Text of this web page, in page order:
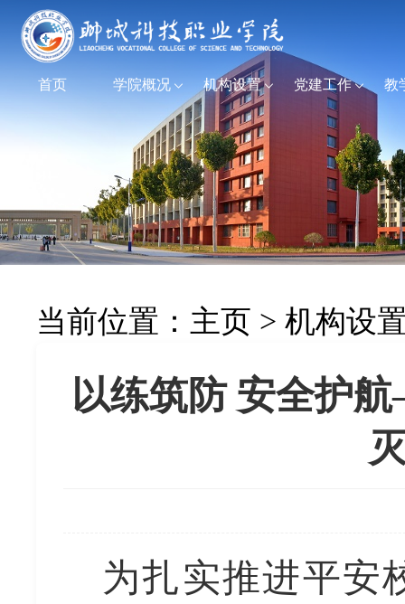
首页 学院概况 机构设置 党建工作 教
当前位置： 主页 > 机构设
以练筑防 安全护
为扎实推进平安